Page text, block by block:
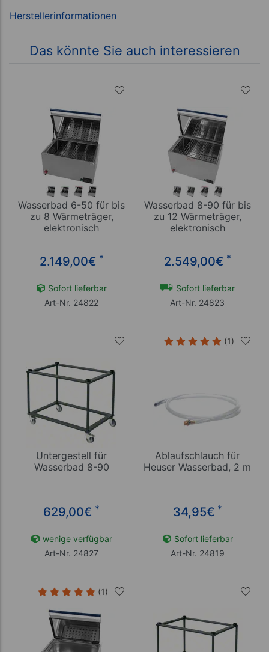
Das könnte Sie auch interessieren
Wasserbad 6-50 für bis
zu 8 Wärmeträger,
elektronisch
2.149,00€ *
Sofort lieferbar
Art-Nr. 24822
Wasserbad 8-90 für bis
zu 12 Wärmeträger,
elektronisch
2.549,00€ *
Sofort lieferbar
Art-Nr. 24823
Untergestell für
Wasserbad 8-90
629,00€ *
wenige verfügbar
Art-Nr. 24827
(1)
Ablaufschlauch für
Heuser Wasserbad, 2 m
34,95€ *
Sofort lieferbar
Art-Nr. 24819
(1)